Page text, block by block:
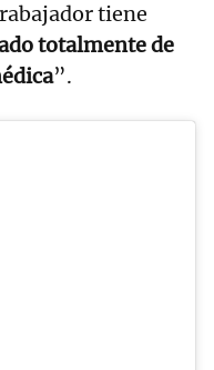
tiene
totalmente de
”.